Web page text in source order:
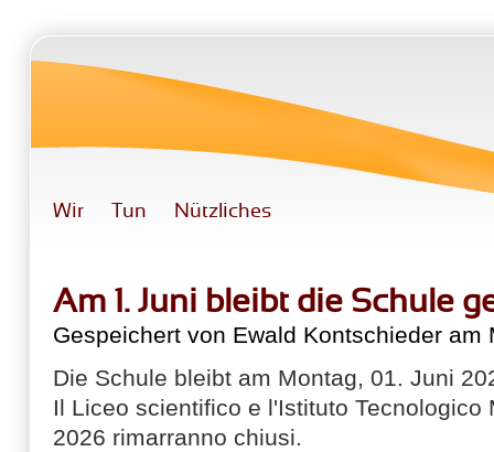
Wir Tun Nützliches
Am 1. Juni bleibt die Schule
Gespeichert von Ewald Kontschieder am
Die Schule bleibt am Montag, 01. Juni
Il Liceo scientifico e l'Istituto Tecnologico
2026 rimarranno chiusi.